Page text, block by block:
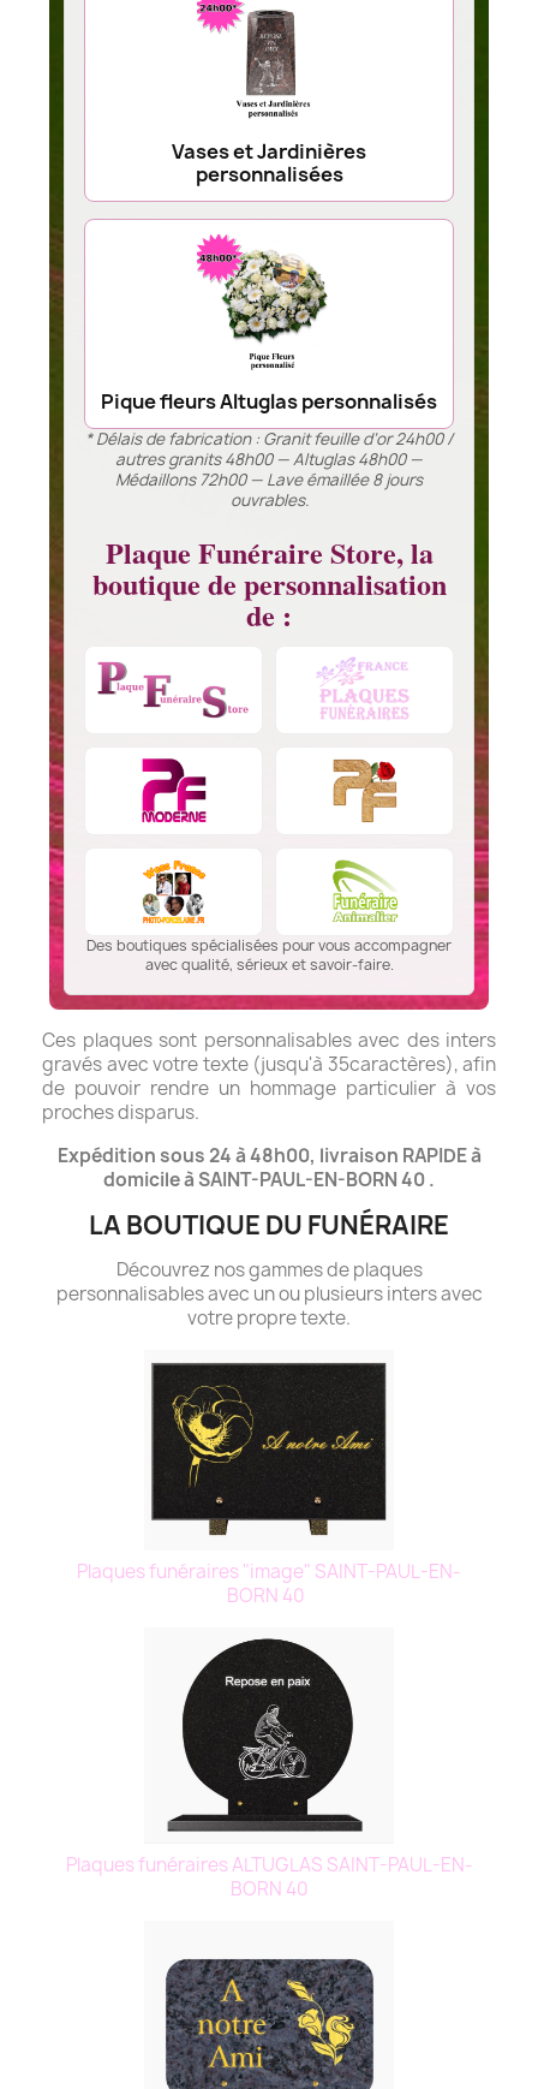
Vases et Jardinières
personnalisées
Pique fleurs Altuglas personnalisés
* Délais de fabrication : Granit feuille d’or 24h00 /
autres granits 48h00 — Altuglas 48h00 —
Médaillons 72h00 — Lave émaillée 8 jours
ouvrables.
Plaque Funéraire Store, la
boutique de personnalisation
de :
Des boutiques spécialisées pour vous accompagner
avec qualité, sérieux et savoir-faire.
Ces plaques sont personnalisables avec des inters
gravés avec votre texte (jusqu'à 35caractères), afin
de pouvoir rendre un hommage particulier à vos
proches disparus.
Expédition sous 24 à 48h00, livraison RAPIDE à
domicile à SAINT-PAUL-EN-BORN 40 .
LA BOUTIQUE DU FUNÉRAIRE
Découvrez nos gammes de plaques
personnalisables avec un ou plusieurs inters avec
votre propre texte.
Plaques funéraires "image" SAINT-PAUL-EN-
BORN 40
Plaques funéraires ALTUGLAS SAINT-PAUL-EN-
BORN 40